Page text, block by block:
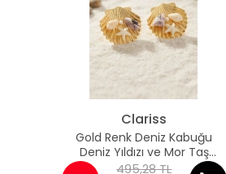
Clariss
Gold Renk Deniz Kabuğu
Deniz Yıldızı ve Mor Taş
Detaylı Küpe
495,28 TL